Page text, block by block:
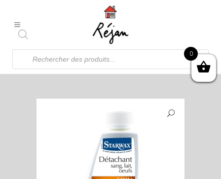
Recherche
produits
0